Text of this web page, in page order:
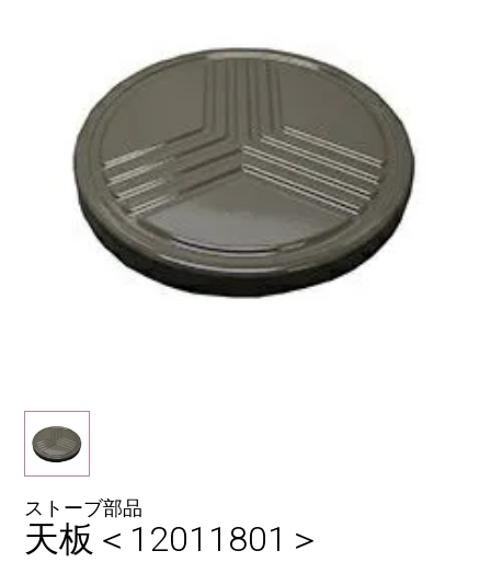
ストーブ部品
天板＜12011801＞